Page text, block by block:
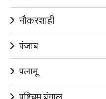
नौकरशाही
पंजाब
पलामू
पश्चिम बंगाल